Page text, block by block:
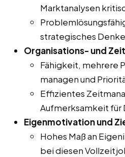
Marktanalysen
strategisches
Organisations- und
Fähigkeit, mehrere
managen und
Effizientes
Aufmerksamkeit für
Eigenmotivation und
Hohes Maß an
bei diesen